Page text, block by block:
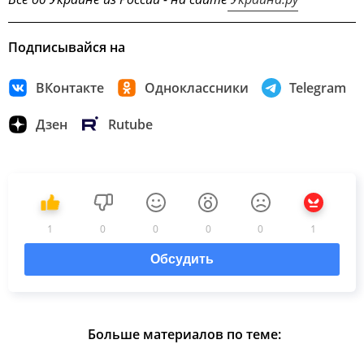
Подписывайся на
ВКонтакте Одноклассники Telegram
Дзен Rutube
1 0 0 0 0 1
Обсудить
Больше материалов по теме: